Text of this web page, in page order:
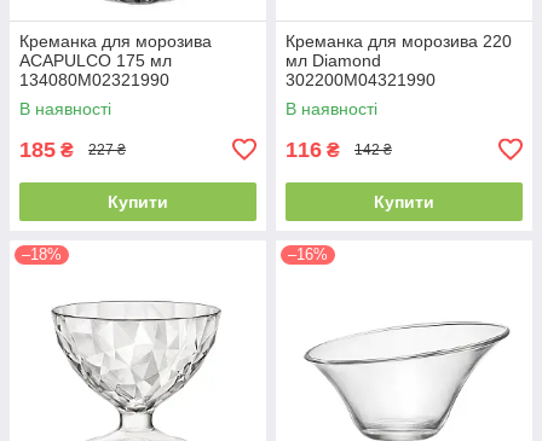
Креманка для морозива
ACAPULCO 175 мл
134080M02321990
BORMIOLI ROCCO
В наявності
185 ₴ 227 ₴
Купити
Креманка для морозива 220
мл Diamond
302200M04321990
BORMIOLI ROCCO
В наявності
116 ₴ 142 ₴
Купити
–18% –16%